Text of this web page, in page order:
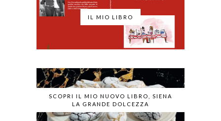
IL MIO LIBRO
SCOPRI IL MIO NUOVO LIBRO, SIENA
LA GRANDE DOLCEZZA